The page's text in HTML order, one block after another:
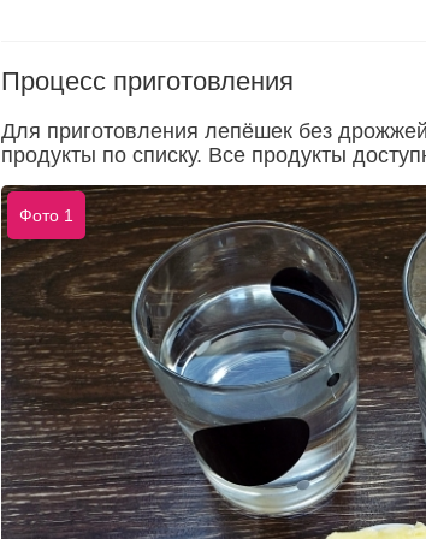
Процесс приготовления
Для приготовления лепёшек без
продукты по списку. Все продукты
Фото 1